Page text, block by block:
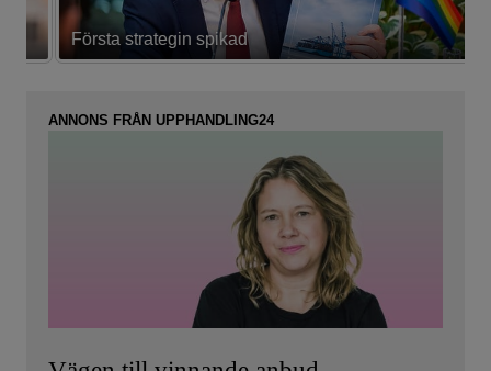
Första strategin spikad
ANNONS FRÅN UPPHANDLING24